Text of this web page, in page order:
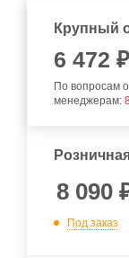
Крупный
6 472 ₽
По вопросам
менеджерам:
8 090
Под заказ